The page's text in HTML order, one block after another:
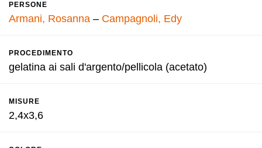
PERSONE
Armani, Rosanna – Campagnoli, Edy
PROCEDIMENTO
gelatina ai sali d'argento/pellicola (acetato)
MISURE
2,4x3,6